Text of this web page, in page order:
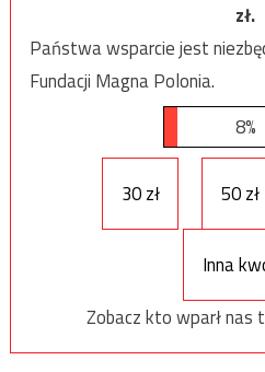
zł.
Państwa wsparcie jest
Fundacji Magna Polonia.
8%
30 zł 50 zł
Inna
Zobacz kto wparł nas